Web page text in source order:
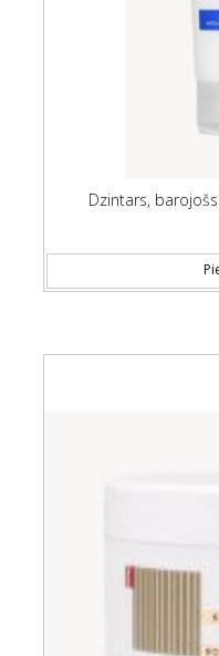
Dzintars,